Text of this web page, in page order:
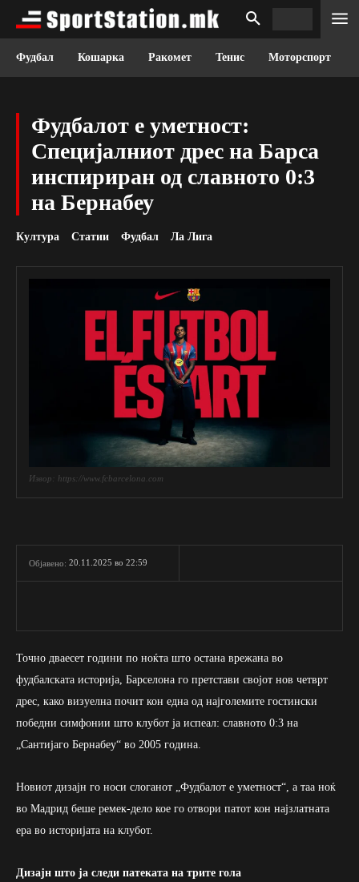
Фудбал Кошарка Ракомет Тенис Моторспорт
Фудбалот е уметност:
Специјалниот дрес на Барса
инспириран од славното 0:3
на Бернабеу
Култура Статии Фудбал Ла Лига
Извор: https://www.fcbarcelona.com
Објавено: 20.11.2025 во 22:59
Точно дваесет години по ноќта што остана врежана во
фудбалската историја, Барселона го претстави својот нов четврт
дрес, како визуелна почит кон една од најголемите гостински
победни симфонии што клубот ја испеал: славното 0:3 на
„Сантијаго Бернабеу“ во 2005 година.
Новиот дизајн го носи слоганот „Фудбалот е уметност“, а таа ноќ
во Мадрид беше ремек-дело кое го отвори патот кон најзлатната
ера во историјата на клубот.
Дизајн што ја следи патеката на трите гола